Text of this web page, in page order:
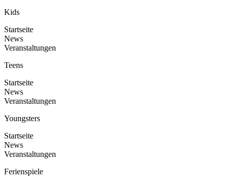
Kids
Startseite
News
Veranstaltungen
Teens
Startseite
News
Veranstaltungen
Youngsters
Startseite
News
Veranstaltungen
Ferienspiele